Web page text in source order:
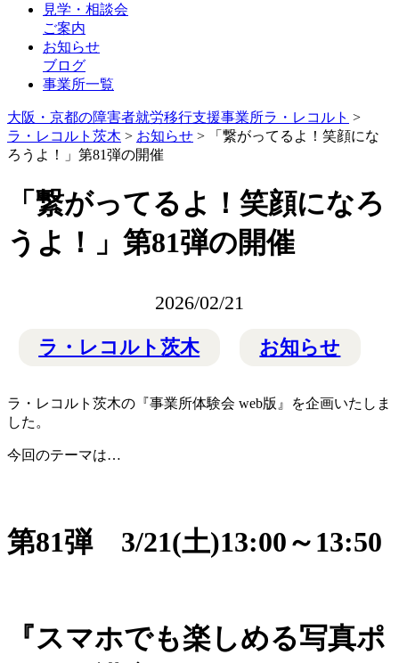
見学・相談会
ご案内
お知らせ
ブログ
事業所一覧
大阪・京都の障害者就労移行支援事業所ラ・レコルト >
ラ・レコルト茨木 > お知らせ >
「繋がってるよ！笑顔にな
ろうよ！」第81弾の開催
「繋がってるよ！笑顔になろ
うよ！」第81弾の開催
2026/02/21
ラ・レコルト茨木 お知らせ
ラ・レコルト茨木の『事業所体験会 web版』を企画いたしま
した。
今回のテーマは…
第81弾 3/21(土)13:00～13:50
『スマホでも楽しめる写真ポ